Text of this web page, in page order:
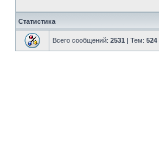
Статистика
Всего сообщений: 2531 | Тем: 524